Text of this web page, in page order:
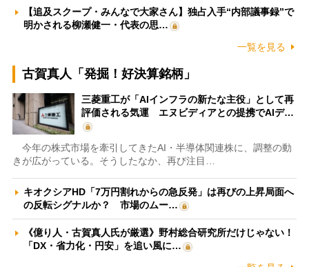
【追及スクープ・みんなで大家さん】独占入手“内部議事録”で
明かされる柳瀬健一・代表の思…
一覧を見る
古賀真人「発掘！好決算銘柄」
三菱重工が「AIインフラの新たな主役」として再
評価される気運 エヌビディアとの提携でAIデ…
今年の株式市場を牽引してきたAI・半導体関連株に、調整の動
きが広がっている。そうしたなか、再び注目…
キオクシアHD「7万円割れからの急反発」は再びの上昇局面へ
の反転シグナルか？ 市場のムー…
《億り人・古賀真人氏が厳選》野村総合研究所だけじゃない！
「DX・省力化・円安」を追い風に…